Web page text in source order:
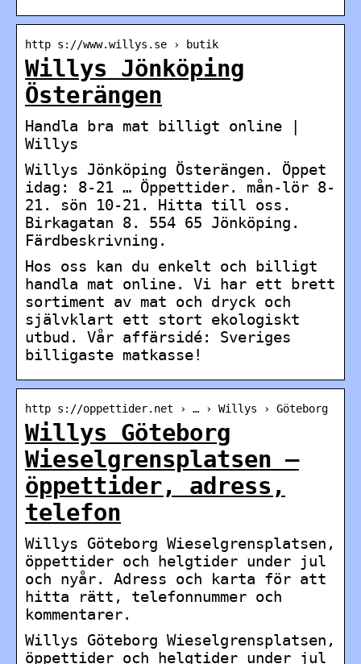
http s://www.willys.se › butik
Willys Jönköping
Österängen
Handla bra mat billigt online |
Willys
Willys Jönköping Österängen. Öppet
idag: 8-21 … Öppettider. mån-lör 8-
21. sön 10-21. Hitta till oss.
Birkagatan 8. 554 65 Jönköping.
Färdbeskrivning.
Hos oss kan du enkelt och billigt
handla mat online. Vi har ett brett
sortiment av mat och dryck och
självklart ett stort ekologiskt
utbud. Vår affärsidé: Sveriges
billigaste matkasse!
http s://oppettider.net › … › Willys › Göteborg
Willys Göteborg
Wieselgrensplatsen –
öppettider, adress,
telefon
Willys Göteborg Wieselgrensplatsen,
öppettider och helgtider under jul
och nyår. Adress och karta för att
hitta rätt, telefonnummer och
kommentarer.
Willys Göteborg Wieselgrensplatsen,
öppettider och helgtider under jul